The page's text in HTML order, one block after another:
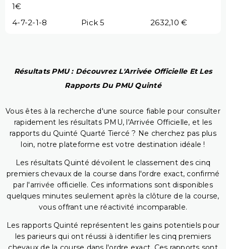
1€
4-7-2-1-8
Pick 5 2632,10 €
Résultats PMU : Découvrez L'Arrivée Officielle Et Les
Rapports Du PMU Quinté
Vous êtes à la recherche d'une source fiable pour consulter
rapidement les résultats PMU, l'Arrivée Officielle, et les
rapports du Quinté Quarté Tiercé ? Ne cherchez pas plus
loin, notre plateforme est votre destination idéale !
Les résultats Quinté dévoilent le classement des cinq
premiers chevaux de la course dans l'ordre exact, confirmé
par l'arrivée officielle. Ces informations sont disponibles
quelques minutes seulement après la clôture de la course,
vous offrant une réactivité incomparable.
Les rapports Quinté représentent les gains potentiels pour
les parieurs qui ont réussi à identifier les cinq premiers